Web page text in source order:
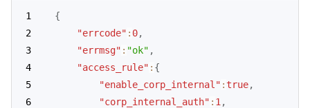
{
"errcode" : 0,
"errmsg" : "ok" ,
"access_rule" : {
"enable_corp_internal" :true,
"corp_internal_auth" : 1 ,